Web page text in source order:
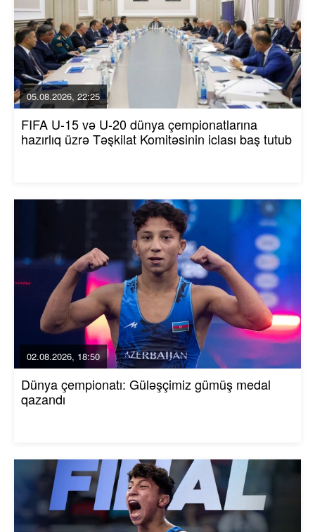
05.08.2026, 22:25
FIFA U-15 və U-20 dünya çempionatlarına
hazırlıq üzrə Təşkilat Komitəsinin iclası baş tutub
02.08.2026, 18:50
Dünya çempionatı: Güləşçimiz gümüş medal
qazandı